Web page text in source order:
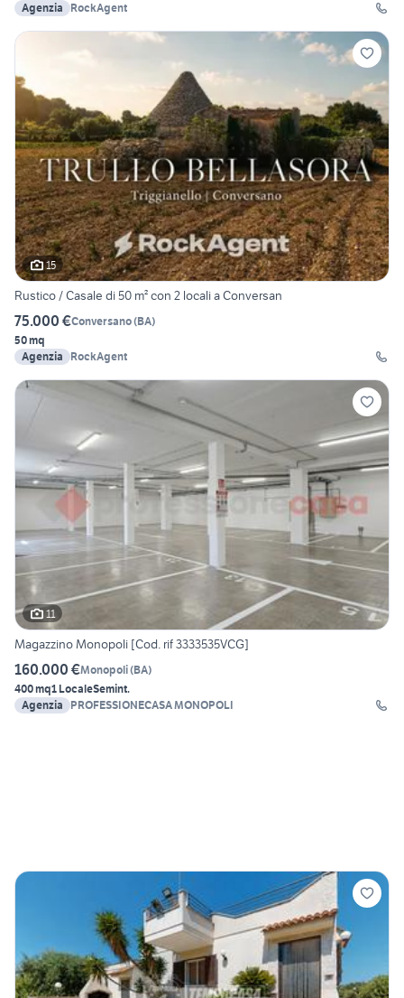
Agenzia
RockAgent
15
Rustico / Casale di 50 m² con 2 locali a Conversan
75.000 €Conversano(BA)
50 mq
Agenzia
RockAgent
11
Magazzino Monopoli [Cod. rif 3333535VCG]
160.000 €Monopoli(BA)
400 mq1 LocaleSemint.
Agenzia
PROFESSIONECASA MONOPOLI